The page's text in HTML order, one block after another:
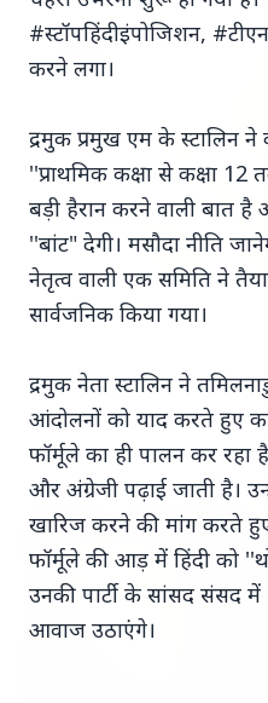
TOP STORIES
7 Jun 2026
गोंद कतिरा वेलनेस ड्रिंक —
उपाय जिसका आपका पेट
भारत-नॉर्डिक शिखर सम्मेलन
#स्टॉपहिंदीइंपोजिशन,
करने लगा।
द्रमुक प्रमुख एम के स्टालिन ने
''प्राथमिक कक्षा से कक्षा 12
बड़ी हैरान करने वाली बात
''बांट" देगी। मसौदा नीति
नेतृत्व वाली एक समिति ने
सार्वजनिक किया गया।
द्रमुक नेता स्टालिन ने
आंदोलनों को याद करते हुए
फॉर्मूले का ही पालन कर
और अंग्रेजी पढ़ाई जाती है।
खारिज करने की मांग करते
फॉर्मूले की आड़ में हिंदी को
उनकी पार्टी के सांसद संसद
आवाज उठाएंगे।